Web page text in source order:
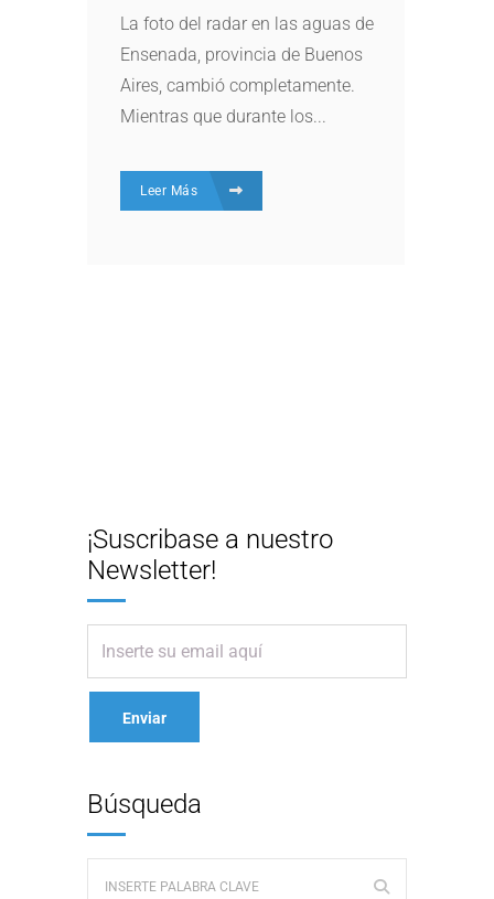
La foto del radar en las aguas de
Ensenada, provincia de Buenos
Aires, cambió completamente.
Mientras que durante los...
Leer Más
¡Suscribase a nuestro
Newsletter!
Búsqueda